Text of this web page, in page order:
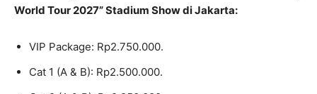
World Tour 2027” Stadium Show di Jakarta:
VIP Package: Rp2.750.000.
Cat 1 (A & B): Rp2.500.000.